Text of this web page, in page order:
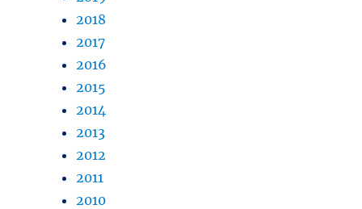
2018
2017
2016
2015
2014
2013
2012
2011
2010